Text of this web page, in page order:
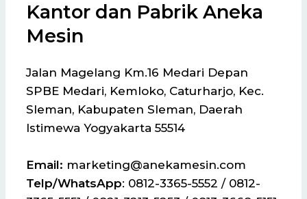
Kantor dan Pabrik Aneka
Mesin
Jalan Magelang Km.16 Medari Depan
SPBE Medari, Kemloko, Caturharjo, Kec.
Sleman, Kabupaten Sleman, Daerah
Istimewa Yogyakarta 55514
Email: marketing@anekamesin.com
Telp/WhatsApp: 0812-3365-5552 / 0812-